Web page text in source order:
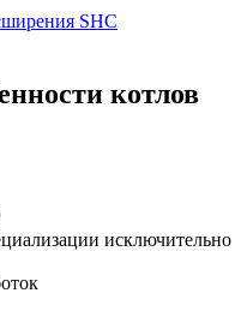
SHC
котлов
исключительно